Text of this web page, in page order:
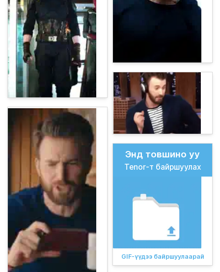
Энд товшино уу
Tenor-т байршуулах
GIF-үүдээ байршуулаарай